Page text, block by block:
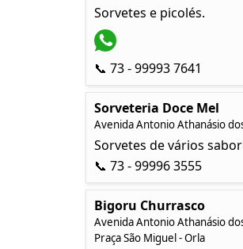
Sorvetes e picolés.
📞 73 - 99993 7641
Sorveteria Doce Mel
Avenida Antonio Athanásio
Sorvetes de vários
📞 73 - 99996 3555
Bigoru Churrasco
Avenida Antonio Athanásio
Praça São Miguel - Orla